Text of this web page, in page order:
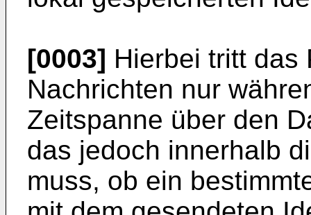
[0003] Hierbei tritt das
Nachrichten nur
Zeitspanne über den
das jedoch innerhalb
muss, ob ein